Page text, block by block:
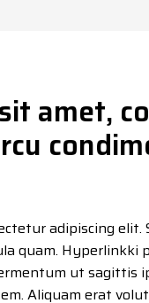
amet,
adipiscing elit.
quam. Hyperlinkki
ut sagittis
Aliquam erat